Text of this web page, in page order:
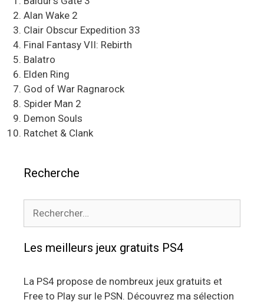
Alan Wake 2
Clair Obscur Expedition 33
Final Fantasy VII: Rebirth
Balatro
Elden Ring
God of War Ragnarock
Spider Man 2
Demon Souls
Ratchet & Clank
Recherche
Les meilleurs jeux gratuits PS4
La PS4 propose de nombreux jeux gratuits et
Free to Play sur le PSN. Découvrez ma sélection